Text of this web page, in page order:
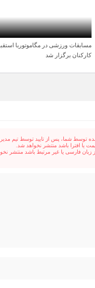
1 سال قبل
مسابقات ورزشی در مگاموتوربا
کارکنان برگزار شد
توسط شما، پس از تایید توسط تیم
یا افترا باشد منتشر نخواهد شد.
زبان فارسی یا غیر مرتبط باشد منتشر